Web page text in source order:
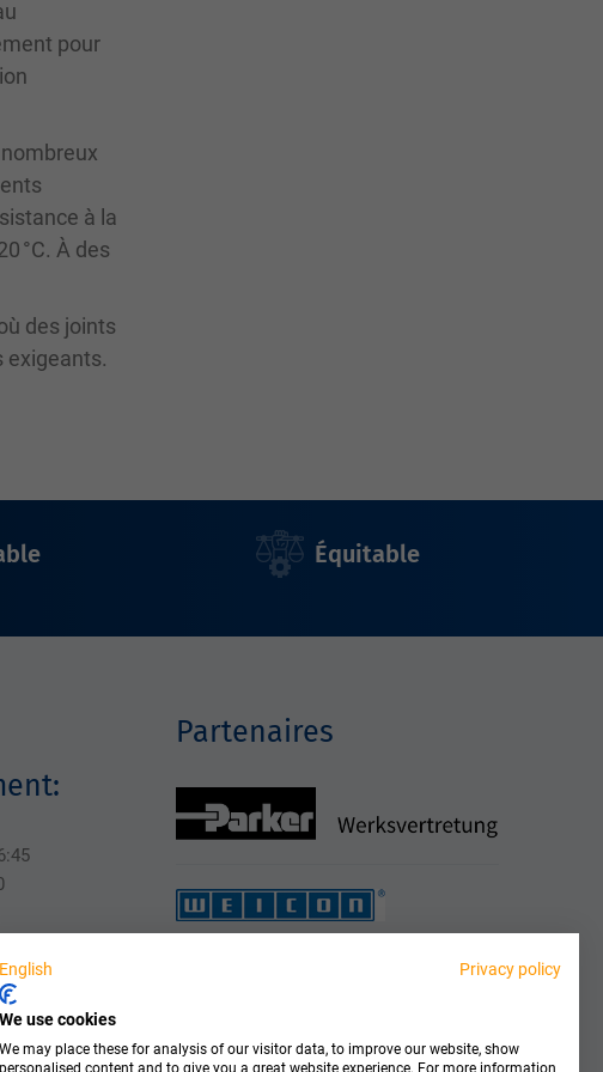
pour
à la
°C. À des
des joints
exigeants.
Équitable
Partenaires
English Privacy policy
We use cookies
We may place these for analysis of our visitor data, to improve our website, show
personalised content and to give you a great website experience. For more information